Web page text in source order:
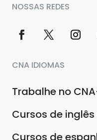
NOSSAS REDES
CNA IDIOMAS
Trabalhe no
Cursos de
Cursos de